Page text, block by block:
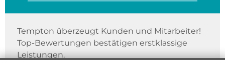
Tempton überzeugt Kunden und Mitarbeiter!
Top-Bewertungen bestätigen erstklassige
Leistungen.